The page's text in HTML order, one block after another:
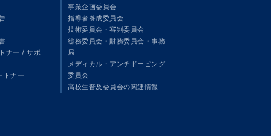
ナー / サポ
トナー
事業企画委員会
指導者養成委員会
技術委員会・審判委員会
総務委員会・財務委員会・事務
局
メディカル・アンチドーピング
委員会
高校生普及委員会の関連情報